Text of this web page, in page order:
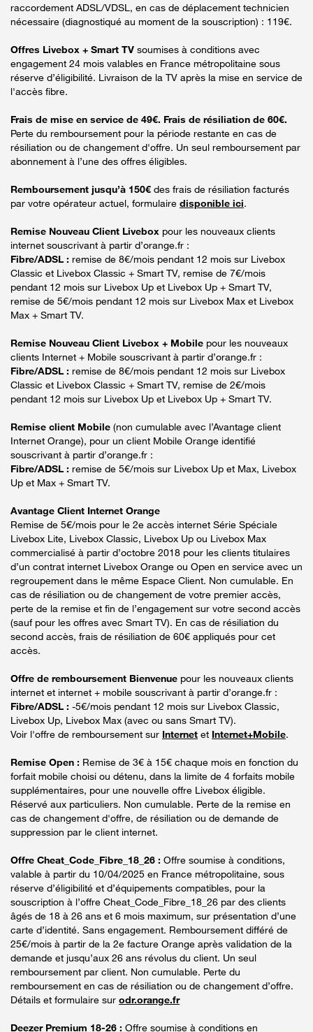
raccordement ADSL/VDSL, en cas de déplacement technicien
nécessaire (diagnostiqué au moment de la souscription) : 119€.
Offres Livebox + Smart TV soumises à conditions avec
engagement 24 mois valables en France métropolitaine sous
réserve d’éligibilité. Livraison de la TV après la mise en service de
l'accès fibre.
Frais de mise en service de 49€. Frais de résiliation de 60€.
Perte du remboursement pour la période restante en cas de
résiliation ou de changement d'offre. Un seul remboursement par
abonnement à l’une des offres éligibles.
Remboursement jusqu’à 150€ des frais de résiliation facturés
par votre opérateur actuel, formulaire disponible ici.
Remise Nouveau Client Livebox pour les nouveaux clients
internet souscrivant à partir d’orange.fr :
Fibre/ADSL : remise de 8€/mois pendant 12 mois sur Livebox
Classic et Livebox Classic + Smart TV, remise de 7€/mois
pendant 12 mois sur Livebox Up et Livebox Up + Smart TV,
remise de 5€/mois pendant 12 mois sur Livebox Max et Livebox
Max + Smart TV.
Remise Nouveau Client Livebox + Mobile pour les nouveaux
clients Internet + Mobile souscrivant à partir d’orange.fr :
Fibre/ADSL : remise de 8€/mois pendant 12 mois sur Livebox
Classic et Livebox Classic + Smart TV, remise de 2€/mois
pendant 12 mois sur Livebox Up et Livebox Up + Smart TV.
Remise client Mobile (non cumulable avec l’Avantage client
Internet Orange), pour un client Mobile Orange identifié
souscrivant à partir d’orange.fr :
Fibre/ADSL : remise de 5€/mois sur Livebox Up et Max, Livebox
Up et Max + Smart TV.
Avantage Client Internet Orange
Remise de 5€/mois pour le 2e accès internet Série Spéciale
Livebox Lite, Livebox Classic, Livebox Up ou Livebox Max
commercialisé à partir d’octobre 2018 pour les clients titulaires
d’un contrat internet Livebox Orange ou Open en service avec un
regroupement dans le même Espace Client. Non cumulable. En
cas de résiliation ou de changement de votre premier accès,
perte de la remise et fin de l’engagement sur votre second accès
(sauf pour les offres avec Smart TV). En cas de résiliation du
second accès, frais de résiliation de 60€ appliqués pour cet
accès.
Offre de remboursement Bienvenue pour les nouveaux clients
internet et internet + mobile souscrivant à partir d’orange.fr :
Fibre/ADSL : -5€/mois pendant 12 mois sur Livebox Classic,
Livebox Up, Livebox Max (avec ou sans Smart TV).
Voir l'offre de remboursement sur Internet et Internet+Mobile.
Remise Open : Remise de 3€ à 15€ chaque mois en fonction du
forfait mobile choisi ou détenu, dans la limite de 4 forfaits mobile
supplémentaires, pour une nouvelle offre Livebox éligible.
Réservé aux particuliers. Non cumulable. Perte de la remise en
cas de changement d'offre, de résiliation ou de demande de
suppression par le client internet.
Offre Cheat_Code_Fibre_18_26 : Offre soumise à conditions,
valable à partir du 10/04/2025 en France métropolitaine, sous
réserve d’éligibilité et d’équipements compatibles, pour la
souscription à l’offre Cheat_Code_Fibre_18_26 par des clients
âgés de 18 à 26 ans et 6 mois maximum, sur présentation d’une
carte d’identité. Sans engagement. Remboursement différé de
25€/mois à partir de la 2e facture Orange après validation de la
demande et jusqu’aux 26 ans révolus du client. Un seul
remboursement par client. Non cumulable. Perte du
remboursement en cas de résiliation ou de changement d’offre.
Détails et formulaire sur odr.orange.fr
Deezer Premium 18-26 : Offre soumise à conditions en